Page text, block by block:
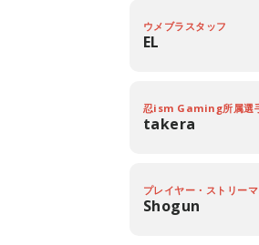
ウメブラスタッフ
EL
忍ism Gaming所属選
takera
プレイヤー・ストリー
Shogun